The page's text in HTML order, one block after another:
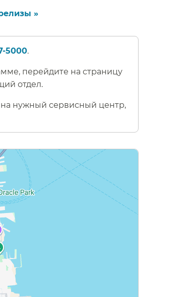
»​​
5000.​​
перейдите на страницу
отдел.​​
нужный сервисный центр,